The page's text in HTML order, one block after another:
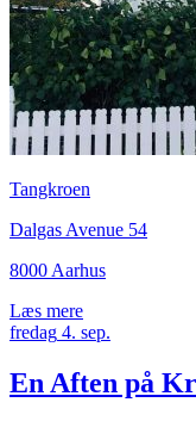
Tangkroen
Dalgas Avenue 54
8000 Aarhus
Læs mere
fredag 4. sep.
En Aften på